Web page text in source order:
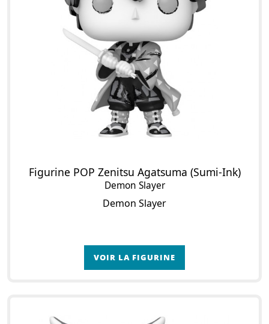
Figurine POP Zenitsu Agatsuma (Sumi-Ink)
Demon Slayer
Demon Slayer
VOIR LA FIGURINE